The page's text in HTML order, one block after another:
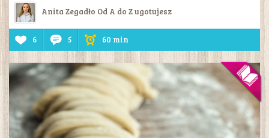
Anita Zegadło Od A do Z ugotujesz
6 5 60 min